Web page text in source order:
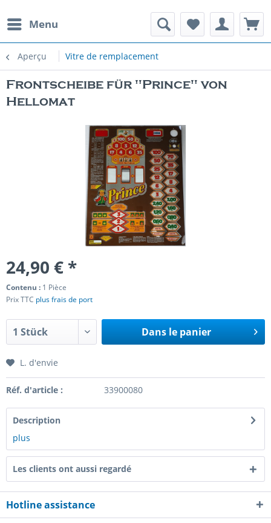
Menu
Aperçu Vitre de remplacement
Frontscheibe für "Prince" von
Hellomat
24,90 € *
Contenu : 1 Pièce
Prix TTC plus frais de port
Dans le panier
L. d'envie
Réf. d'article : 33900080
Description
plus
Les clients ont aussi regardé
Hotline assistance